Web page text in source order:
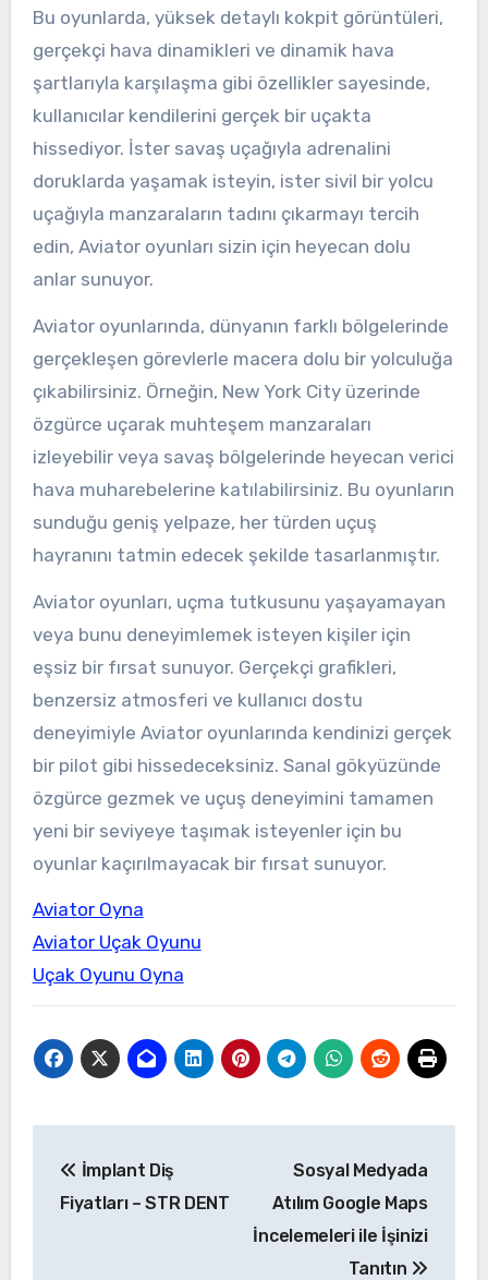
Bu oyunlarda, yüksek detaylı kokpit görüntüleri,
gerçekçi hava dinamikleri ve dinamik hava
şartlarıyla karşılaşma gibi özellikler sayesinde,
kullanıcılar kendilerini gerçek bir uçakta
hissediyor. İster savaş uçağıyla adrenalini
doruklarda yaşamak isteyin, ister sivil bir yolcu
uçağıyla manzaraların tadını çıkarmayı tercih
edin, Aviator oyunları sizin için heyecan dolu
anlar sunuyor.
Aviator oyunlarında, dünyanın farklı bölgelerinde
gerçekleşen görevlerle macera dolu bir yolculuğa
çıkabilirsiniz. Örneğin, New York City üzerinde
özgürce uçarak muhteşem manzaraları
izleyebilir veya savaş bölgelerinde heyecan verici
hava muharebelerine katılabilirsiniz. Bu oyunların
sunduğu geniş yelpaze, her türden uçuş
hayranını tatmin edecek şekilde tasarlanmıştır.
Aviator oyunları, uçma tutkusunu yaşayamayan
veya bunu deneyimlemek isteyen kişiler için
eşsiz bir fırsat sunuyor. Gerçekçi grafikleri,
benzersiz atmosferi ve kullanıcı dostu
deneyimiyle Aviator oyunlarında kendinizi gerçek
bir pilot gibi hissedeceksiniz. Sanal gökyüzünde
özgürce gezmek ve uçuş deneyimini tamamen
yeni bir seviyeye taşımak isteyenler için bu
oyunlar kaçırılmayacak bir fırsat sunuyor.
Aviator Oyna
Aviator Uçak Oyunu
Uçak Oyunu Oyna
gezinmesi
İmplant Diş
Fiyatları – STR DENT
Sosyal Medyada
Atılım Google Maps
İncelemeleri ile İşinizi
Tanıtın